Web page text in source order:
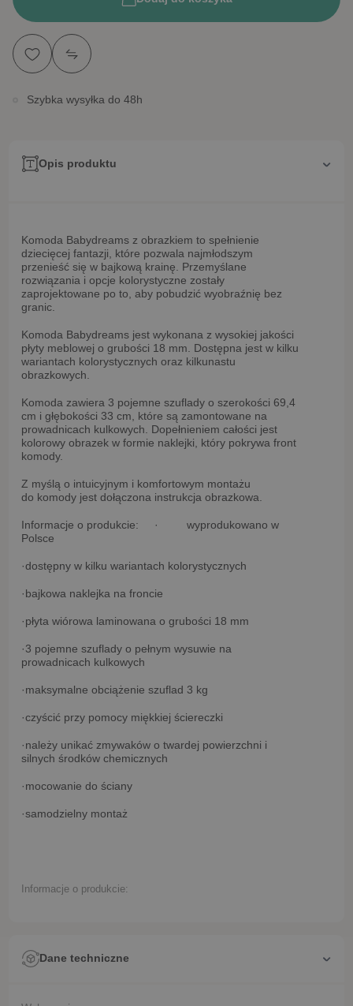
Szybka wysyłka do 48h
Opis produktu
Komoda Babydreams z obrazkiem to spełnienie
dziecięcej fantazji, które pozwala najmłodszym
przenieść się w bajkową krainę. Przemyślane
rozwiązania i opcje kolorystyczne zostały
zaprojektowane po to, aby pobudzić wyobraźnię bez
granic.
Komoda Babydreams jest wykonana z wysokiej jakości
płyty meblowej o grubości 18 mm. Dostępna jest w kilku
wariantach kolorystycznych oraz kilkunastu
obrazkowych.
Komoda zawiera 3 pojemne szuflady o szerokości 69,4
cm i głębokości 33 cm, które są zamontowane na
prowadnicach kulkowych. Dopełnieniem całości jest
kolorowy obrazek w formie naklejki, który pokrywa front
komody.
Z myślą o intuicyjnym i komfortowym montażu
do komody jest dołączona instrukcja obrazkowa.
Informacje o produkcie: · wyprodukowano w
Polsce
·dostępny w kilku wariantach kolorystycznych
·bajkowa naklejka na froncie
·płyta wiórowa laminowana o grubości 18 mm
·3 pojemne szuflady o pełnym wysuwie na
prowadnicach kulkowych
·maksymalne obciążenie szuflad 3 kg
·czyścić przy pomocy miękkiej ściereczki
·należy unikać zmywaków o twardej powierzchni i
silnych środków chemicznych
·mocowanie do ściany
·samodzielny montaż
Informacje o produkcie:
Dane techniczne